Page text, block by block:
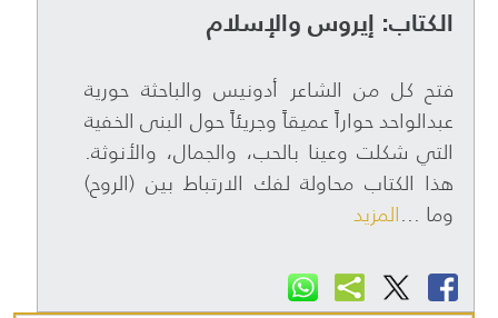
الكتاب: إيروس والإسلام
فتح كل من الشاعر أدونيس والباحثة حورية
عبدالواحد حواراً عميقاً وجريئاً حول البنى الخفية
التي شكلت وعينا بالحب، والجمال، والأنوثة.
هذا الكتاب محاولة لفك الارتباط بين (الروح)
وما ...المزيد